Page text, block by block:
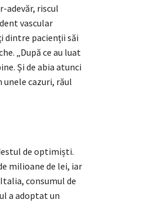
adevăr, riscul
vascular
dintre pacienții săi
„După ce au luat
Și de abia atunci
cazuri, răul
de optimiști.
milioane de lei, iar
consumul de
a adoptat un